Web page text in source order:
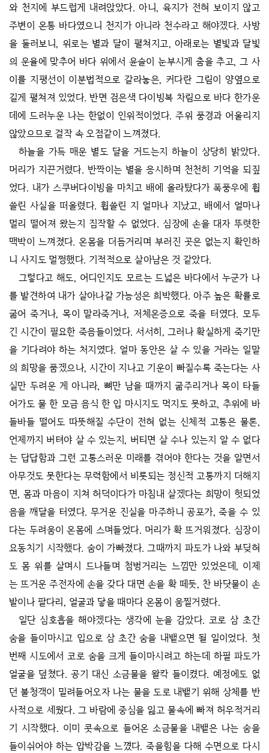
와 천지에 부드럽게 내려앉았다. 아니, 육지가 전혀 보이지 않고
주변이 온통 바다였으니 천지가 아니라 천수라고 해야겠다. 사방
을 둘러보니, 위로는 별과 달이 펼쳐지고, 아래로는 별빛과 달빛
의 운율에 맞추어 바다 위에서 윤슬이 눈부시게 춤을 추고, 그 사
이를 지평선이 이분법적으로 갈라놓은, 커다란 그림이 양옆으로
길게 펼쳐져 있었다. 반면 검은색 다이빙복 차림으로 바다 한가운
데에 드러누운 나는 한없이 인위적이었다. 주위 풍경과 어울리지
않았으므로 걸작 속 오점같이 느껴졌다.
하늘을 가득 매운 별도 달을 거드는지 하늘이 상당히 밝았다.
머리가 지끈거렸다. 반짝이는 별을 응시하며 천천히 기억을 되짚
었다. 내가 스쿠버다이빙을 마치고 배에 올라탔다가 폭풍우에 휩
쓸린 사실을 떠올렸다. 휩쓸린 지 얼마나 지났고, 배에서 얼마나
멀리 떨어져 왔는지 짐작할 수 없었다. 심장에 손을 대자 뚜렷한
맥박이 느껴졌다. 온몸을 더듬거리며 부러진 곳은 없는지 확인하
니 사지도 멀쩡했다. 기적적으로 살아남은 것 같았다.
그렇다고 해도, 어디인지도 모르는 드넓은 바다에서 누군가 나
를 발견하여 내가 살아나갈 가능성은 희박했다. 아주 높은 확률로
굶어 죽거나, 목이 말라죽거나, 저체온증으로 죽을 터였다. 모두
긴 시간이 필요한 죽음들이었다. 서서히, 그러나 확실하게 죽기만
을 기다려야 하는 처지였다. 얼마 동안은 살 수 있을 거라는 일말
의 희망을 품겠으나, 시간이 지나고 기운이 빠질수록 죽는다는 사
실만 두려운 게 아니라, 뼈만 남을 때까지 굶주리거나 목이 타들
어가도 물 한 모금 음식 한 입 마시지도 먹지도 못하고, 추위에 바
들바들 떨어도 따뜻해질 수단이 전혀 없는 신체적 고통은 물론,
언제까지 버텨야 살 수 있는지, 버티면 살 수나 있는지 알 수 없다
는 답답함과 그런 고통스러운 미래를 겪어야 한다는 것을 알면서
아무것도 못한다는 무력함에서 비롯되는 정신적 고통까지 더해지
면, 몸과 마음이 지쳐 허덕이다가 마침내 살겠다는 희망이 헛되었
음을 깨달을 터였다. 무거운 진실을 마주하니 공포가, 죽을 수 있
다는 두려움이 온몸에 스며들었다. 머리가 확 뜨거워졌다. 심장이
요동치기 시작했다. 숨이 가빠졌다. 그때까지 파도가 나와 부딪혀
도 몸 위를 살며시 드나들며 첨벙거리는 느낌만 있었은데, 이제
는 뜨거운 주전자에 손을 갖다 대면 손을 확 떼듯, 찬 바닷물이 손
발이나 팔다리, 얼굴과 닿을 때마다 온몸이 움찔거렸다.
일단 심호흡을 해야겠다는 생각에 눈을 감았다. 코로 삼 초간
숨을 들이마시고 입으로 삼 초간 숨을 내뱉으면 될 일이었다. 첫
번째 시도에서 코로 숨을 크게 들이마시려고 하는데 하필 파도가
얼굴을 덮쳤다. 공기 대신 소금물을 왈칵 들이켰다. 예정에도 없
던 불청객이 밀려들어오자 나는 물을 도로 내뱉기 위해 상체를 반
사적으로 세웠다. 그 바람에 중심을 잃고 물속에 빠져 허우적거리
기 시작했다. 이미 콧속으로 들어온 소금물을 내뱉은 나는 숨을
들이쉬어야 하는 압박감을 느꼈다. 죽을힘을 다해 수면으로 다시